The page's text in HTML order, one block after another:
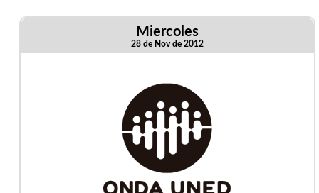
Miercoles
28 de Nov de 2012